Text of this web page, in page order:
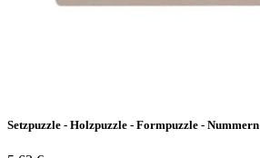
Setzpuzzle - Holzpuzzle - Formpuzzle - Nummern